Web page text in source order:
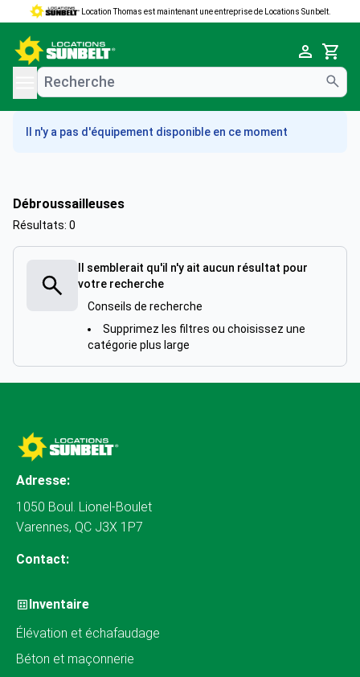
Location Thomas est maintenant une entreprise de Locations Sunbelt.
Cart
menu
Il n'y a pas d'équipement disponible en ce moment
Débroussailleuses
Résultats: 0
Il semblerait qu'il n'y ait aucun résultat pour
votre recherche
Conseils de recherche
Supprimez les filtres ou choisissez une
catégorie plus large
Adresse:
1050 Boul. Lionel-Boulet
Varennes, QC J3X 1P7
Contact:
Inventaire
Élévation et échafaudage
Béton et maçonnerie